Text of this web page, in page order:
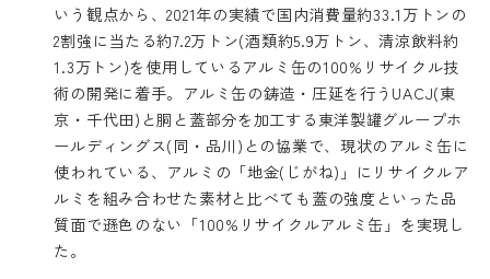
いう観点から、2021年の実績で国内消費量約33.1万トンの
2割強に当たる約7.2万トン(酒類約5.9万トン、清涼飲料約
1.3万トン)を使用しているアルミ缶の100%リサイクル技
術の開発に着手。アルミ缶の鋳造・圧延を行うUACJ(東
京・千代田)と胴と蓋部分を加工する東洋製罐グループホ
ールディングス(同・品川)との協業で、現状のアルミ缶に
使われている、アルミの「地金(じがね)」にリサイクルア
ルミを組み合わせた素材と比べても蓋の強度といった品
質面で遜色のない「100%リサイクルアルミ缶」を実現し
た。